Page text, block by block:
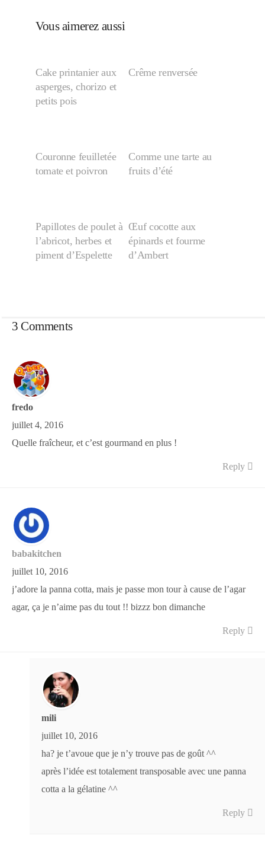
Vous aimerez aussi
Cake printanier aux
asperges, chorizo et
petits pois
Crême renversée
Couronne feuilletée
tomate et poivron
Comme une tarte au
fruits d’été
Papillotes de poulet à
l’abricot, herbes et
piment d’Espelette
Œuf cocotte aux
épinards et fourme
d’Ambert
3 Comments
fredo
juillet 4, 2016
Quelle fraîcheur, et c’est gourmand en plus !
Reply
babakitchen
juillet 10, 2016
j’adore la panna cotta, mais je passe mon tour à cause de l’agar
agar, ça je n’aime pas du tout !! bizzz bon dimanche
Reply
mili
juillet 10, 2016
ha? je t’avoue que je n’y trouve pas de goût ^^
après l’idée est totalement transposable avec une panna
cotta a la gélatine ^^
Reply